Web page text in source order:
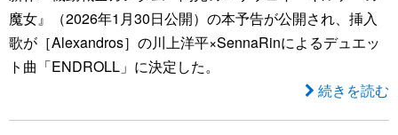
魔女』（2026年1月30日公開）の本予告が公開され、挿入
歌が［Alexandros］の川上洋平×SennaRinによるデュエッ
ト曲「ENDROLL」に決定した。
続きを読む